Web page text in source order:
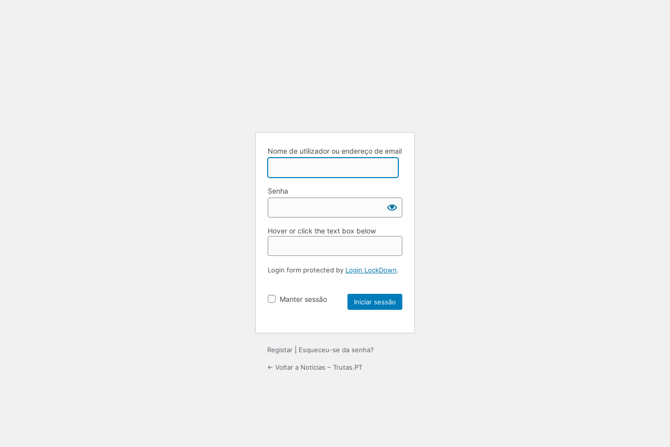
Nome de utilizador ou endereço de email
Senha
Hover or click the text box below
Login form protected by Login LockDown.
Manter sessão
Registar Esqueceu-se da senha?
← Voltar a Noticias – Trutas.PT